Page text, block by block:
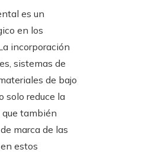
es un
en los
incorporación
sistemas de
de bajo
solo reduce la
que también
marca de las
estos